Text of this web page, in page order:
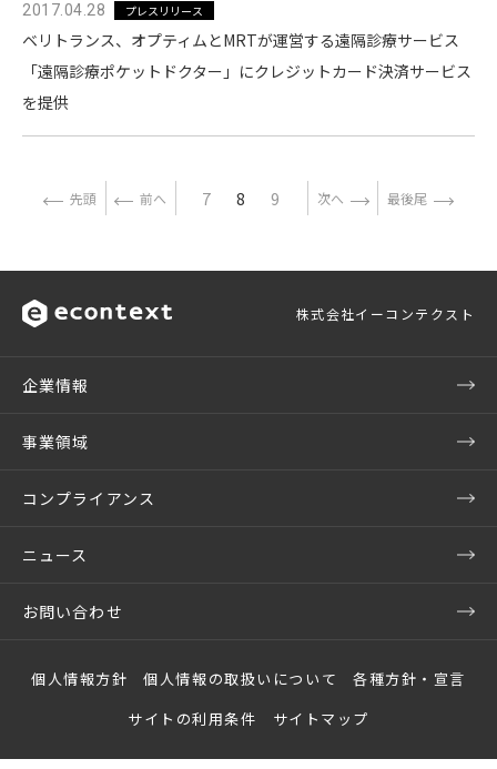
2017.04.28 プレスリリース
ベリトランス、オプティムとMRTが運営する遠隔診療サービス
「遠隔診療ポケットドクター」にクレジットカード決済サービス
を提供
先頭 前へ 7 8 9 次へ 最後尾
株式会社イーコンテクスト
企業情報
事業領域
コンプライアンス
ニュース
お問い合わせ
個人情報方針 個人情報の取扱いについて
各種方針・宣言
サイトの利用条件
サイトマップ